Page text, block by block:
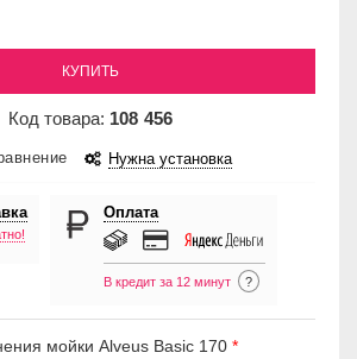
КУПИТЬ
Код товара: 108 456
Нужна установка
Оплата
В кредит за 12 минут ?
мойки Alveus Basic 170